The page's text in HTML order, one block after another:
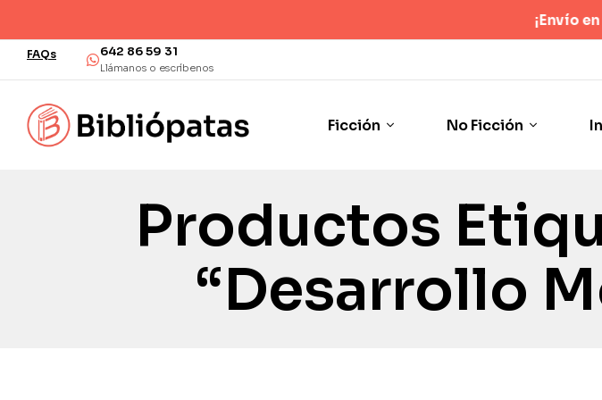
¡Envío en 48/72
FAQs 642 86 59 31
Llámanos o escríbenos
Ficción No Ficción
Productos
“desarrollo